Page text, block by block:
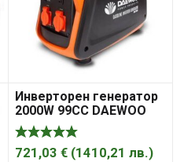
Инверторен генератор
2000W 99CC DAEWOO
GIDA2000SI
721,03 € (1410,21 лв.)